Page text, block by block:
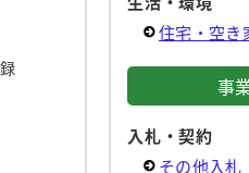
住宅・空き
事
入札・契約
その他入札